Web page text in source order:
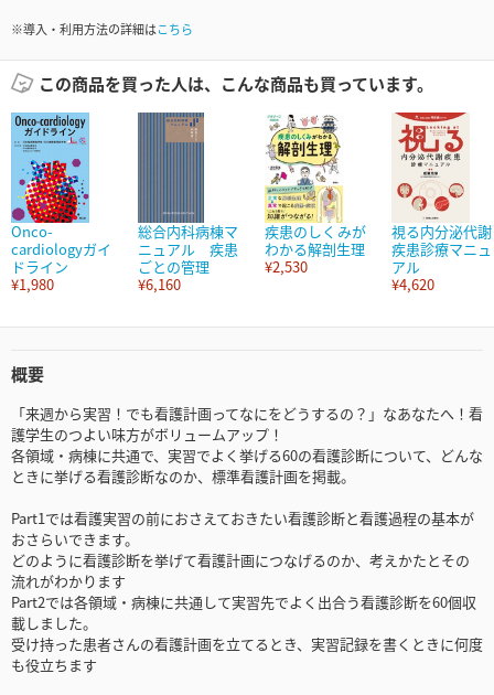
※導入・利用方法の詳細はこちら
この商品を買った人は、こんな商品も買っています。
Onco-
cardiologyガイ
ドライン
¥1,980
総合内科病棟マ
ニュアル 疾患
ごとの管理
¥6,160
疾患のしくみが
わかる解剖生理
¥2,530
視る内分泌代謝
疾患診療マニュ
アル
¥4,620
概要
「来週から実習！でも看護計画ってなにをどうするの？」なあなたへ！看
護学生のつよい味方がボリュームアップ！
各領域・病棟に共通で、実習でよく挙げる60の看護診断について、どんな
ときに挙げる看護診断なのか、標準看護計画を掲載。
Part1では看護実習の前におさえておきたい看護診断と看護過程の基本が
おさらいできます。
どのように看護診断を挙げて看護計画につなげるのか、考えかたとその
流れがわかります
Part2では各領域・病棟に共通して実習先でよく出合う看護診断を60個収
載しました。
受け持った患者さんの看護計画を立てるとき、実習記録を書くときに何度
も役立ちます